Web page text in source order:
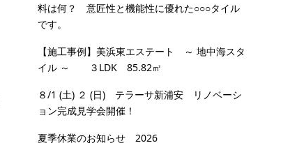
料は何？ 意匠性と機能性に優れた○○○タイル
です。
【施工事例】美浜東エステート ～ 地中海スタ
イル ～ ３LDK 85.82㎡
８/1 (土) ２ (日) テラーサ新浦安 リノベーシ
ョン完成見学会開催！
夏季休業のお知らせ 2026